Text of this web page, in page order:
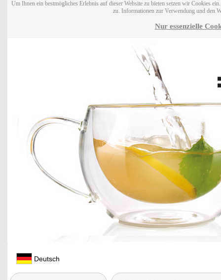
Um Ihnen ein bestmögliches Erlebnis auf dieser Website zu bieten setzen wir Cookies
zu. Informationen zur Verwendung und den
Nur essenzielle
Deutsch